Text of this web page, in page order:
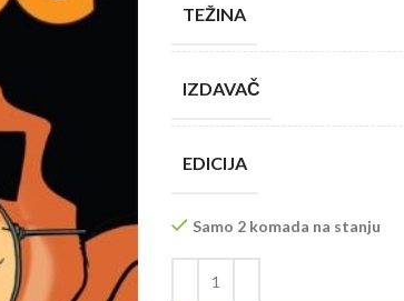
TEŽINA
IZDAVAČ
EDICIJA
Samo 2 komada na stanju